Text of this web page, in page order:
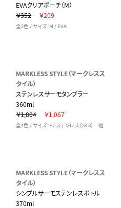
EVAクリアポーチ（M）
￥352
￥209
全2色 / サイズ：M / EVA
MARKLESS STYLE（マークレスス
タイル）
ステンレスサーモタンブラー
360ml
￥1,804
￥1,067
全4色 / サイズ：F / ステンレス（18-8） 他
MARKLESS STYLE（マークレスス
タイル）
シンプルサーモステンレスボトル
370ml